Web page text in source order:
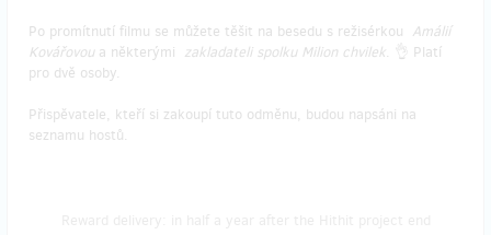
Po promítnutí filmu se můžete těšit na besedu s režisérkou Amálií
Kovářovou a některými zakladateli spolku Milion chvilek. 👌 Platí
pro dvě osoby.
Přispěvatele, kteří si zakoupí tuto odměnu, budou napsáni na
seznamu hostů.